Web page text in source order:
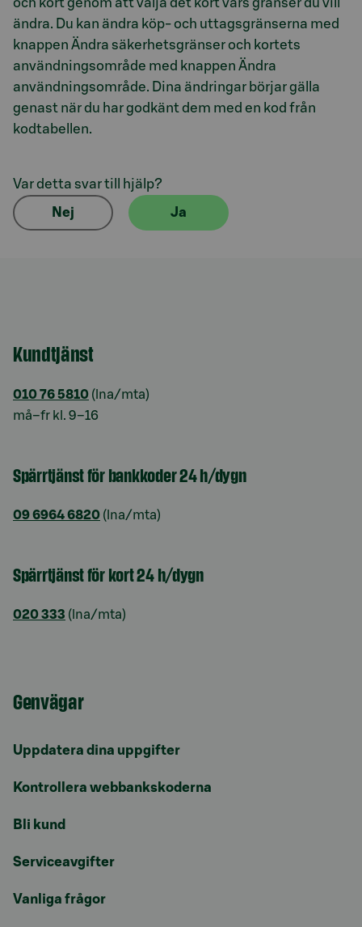
ändra. Du kan ändra köp- och uttagsgränserna med
knappen Ändra säkerhetsgränser och kortets
användningsområde med knappen Ändra
användningsområde. Dina ändringar börjar gälla
genast när du har godkänt dem med en kod från
kodtabellen.
Var detta svar till hjälp?
Nej Ja
Kundtjänst
010 76 5810 (lna/mta)
må–fr kl. 9–16
Spärrtjänst för bankkoder 24 h/dygn
09 6964 6820 (lna/mta)
Spärrtjänst för kort 24 h/dygn
020 333 (lna/mta)
Genvägar
Uppdatera dina uppgifter
Kontrollera webbankskoderna
Bli kund
Serviceavgifter
Vanliga frågor